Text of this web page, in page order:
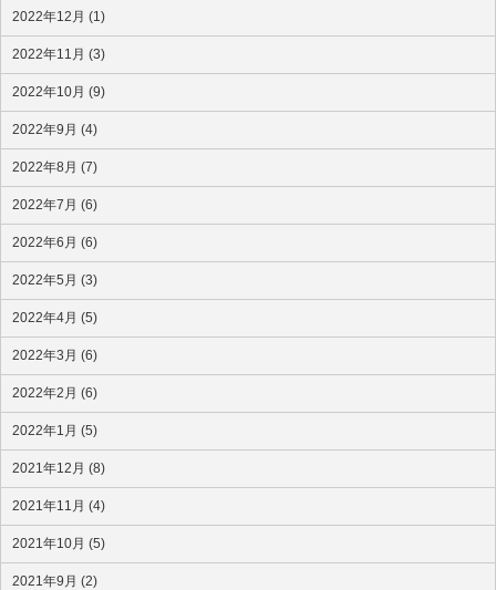
2022年12月 (1)
2022年11月 (3)
2022年10月 (9)
2022年9月 (4)
2022年8月 (7)
2022年7月 (6)
2022年6月 (6)
2022年5月 (3)
2022年4月 (5)
2022年3月 (6)
2022年2月 (6)
2022年1月 (5)
2021年12月 (8)
2021年11月 (4)
2021年10月 (5)
2021年9月 (2)